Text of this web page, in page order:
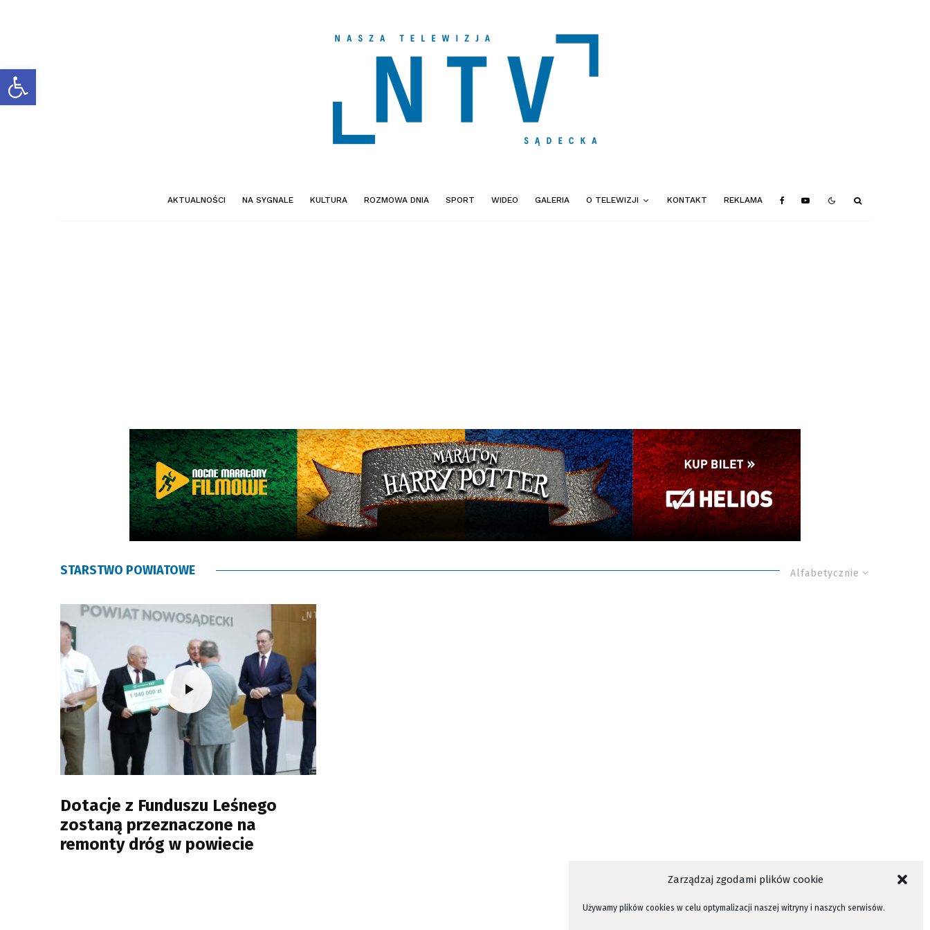
Otwórz pasek narzędzi
Zarządzaj zgodami plików cookie
Używamy plików cookies w celu optymalizacji naszej witryny i naszych serwisów.
AKTUALNOŚCI NA SYGNALE KULTURA ROZMOWA DNIA SPORT WIDEO GALERIA O TELEWIZJI KONTAKT REKLAMA
Alfabetycznie
STARSTWO POWIATOWE
Dotacje z Funduszu Leśnego
zostaną przeznaczone na
remonty dróg w powiecie